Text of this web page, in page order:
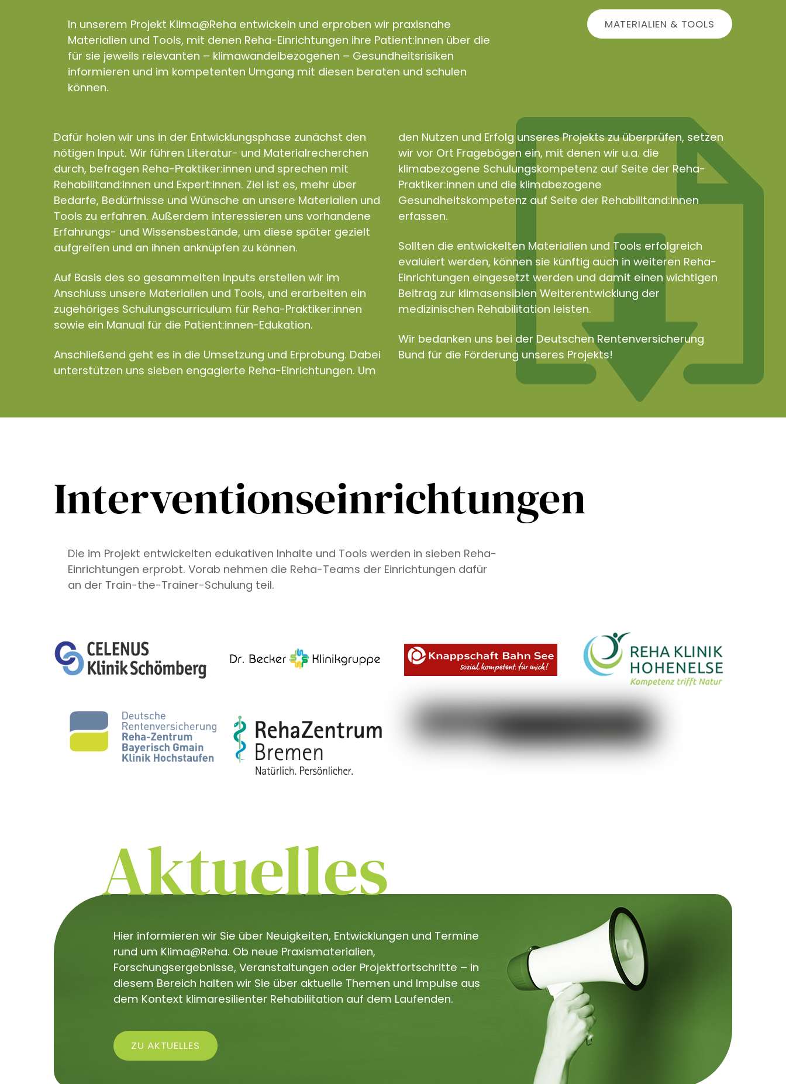
In unserem Projekt Klima@Reha entwickeln und erproben wir praxisnahe
Materialien und Tools, mit denen Reha-Einrichtungen ihre Patient:innen über die
für sie jeweils relevanten – klimawandelbezogenen – Gesundheitsrisiken
informieren und im kompetenten Umgang mit diesen beraten und schulen
können.
MATERIALIEN & TOOLS
Dafür holen wir uns in der Entwicklungsphase zunächst den
nötigen Input. Wir führen Literatur- und Materialrecherchen
durch, befragen Reha-Praktiker:innen und sprechen mit
Rehabilitand:innen und Expert:innen. Ziel ist es, mehr über
Bedarfe, Bedürfnisse und Wünsche an unsere Materialien und
Tools zu erfahren. Außerdem interessieren uns vorhandene
Erfahrungs- und Wissensbestände, um diese später gezielt
aufgreifen und an ihnen anknüpfen zu können.
Auf Basis des so gesammelten Inputs erstellen wir im
Anschluss unsere Materialien und Tools, und erarbeiten ein
zugehöriges Schulungscurriculum für Reha-Praktiker:innen
sowie ein Manual für die Patient:innen-Edukation.
Anschließend geht es in die Umsetzung und Erprobung. Dabei
unterstützen uns sieben engagierte Reha-Einrichtungen. Um
den Nutzen und Erfolg unseres Projekts zu überprüfen, setzen
wir vor Ort Fragebögen ein, mit denen wir u.a. die
klimabezogene Schulungskompetenz auf Seite der Reha-
Praktiker:innen und die klimabezogene
Gesundheitskompetenz auf Seite der Rehabilitand:innen
erfassen.
Sollten die entwickelten Materialien und Tools erfolgreich
evaluiert werden, können sie künftig auch in weiteren Reha-
Einrichtungen eingesetzt werden und damit einen wichtigen
Beitrag zur klimasensiblen Weiterentwicklung der
medizinischen Rehabilitation leisten.
Wir bedanken uns bei der Deutschen Rentenversicherung
Bund für die Förderung unseres Projekts!
Interventionseinrichtungen
Die im Projekt entwickelten edukativen Inhalte und Tools werden in sieben Reha-
Einrichtungen erprobt. Vorab nehmen die Reha-Teams der Einrichtungen dafür
an der Train-the-Trainer-Schulung teil.
Aktuelles
Hier informieren wir Sie über Neuigkeiten, Entwicklungen und Termine
rund um Klima@Reha. Ob neue Praxismaterialien,
Forschungsergebnisse, Veranstaltungen oder Projektfortschritte – in
diesem Bereich halten wir Sie über aktuelle Themen und Impulse aus
dem Kontext klimaresilienter Rehabilitation auf dem Laufenden.
ZU AKTUELLES